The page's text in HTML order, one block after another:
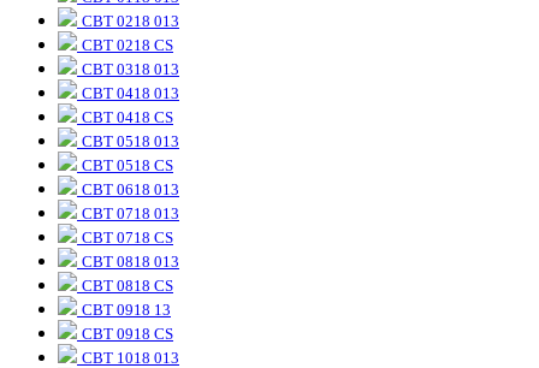
CBT 0218 013
CBT 0218 CS
CBT 0318 013
CBT 0418 013
CBT 0418 CS
CBT 0518 013
CBT 0518 CS
CBT 0618 013
CBT 0718 013
CBT 0718 CS
CBT 0818 013
CBT 0818 CS
CBT 0918 13
CBT 0918 CS
CBT 1018 013